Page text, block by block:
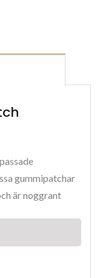
gummipatchar
är noggrant